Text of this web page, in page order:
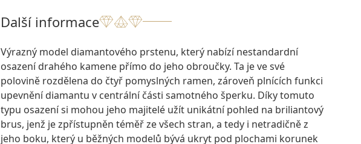
Další informace
Výrazný model diamantového prstenu, který nabízí nestandardní
osazení drahého kamene přímo do jeho obroučky. Ta je ve své
polovině rozdělena do čtyř pomyslných ramen, zároveň plnících funkci
upevnění diamantu v centrální části samotného šperku. Díky tomuto
typu osazení si mohou jeho majitelé užít unikátní pohled na briliantový
brus, jenž je zpřístupněn téměř ze všech stran, a tedy i netradičně z
jeho boku, který u běžných modelů bývá ukryt pod plochami korunek